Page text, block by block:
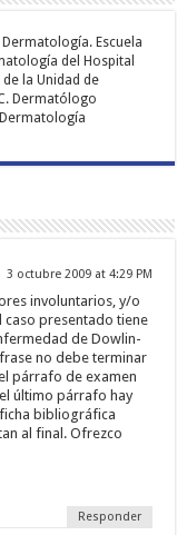
Escuela
del Hospital
la Unidad de
Dermatólogo
3 octubre 2009 at 4:29 PM
involuntarios, y/o
caso presentado tiene
de Dowlin-
no debe terminar
párrafo de examen
último párrafo hay
bibliográfica
al final. Ofrezco
Responder